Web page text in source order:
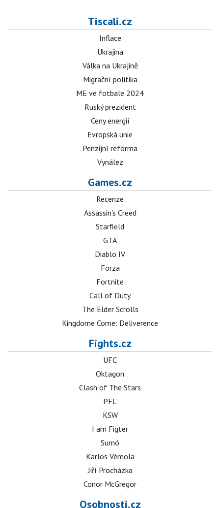
Tiscali.cz
Inflace
Ukrajina
Válka na Ukrajině
Migrační politika
ME ve fotbale 2024
Ruský prezident
Ceny energií
Evropská unie
Penzijní reforma
Vynález
Games.cz
Recenze
Assassin's Creed
Starfield
GTA
Diablo IV
Forza
Fortnite
Call of Duty
The Elder Scrolls
Kingdome Come: Deliverence
Fights.cz
UFC
Oktagon
Clash of The Stars
PFL
KSW
I am Figter
Sumó
Karlos Vémola
Jiří Procházka
Conor McGregor
Osobnosti.cz